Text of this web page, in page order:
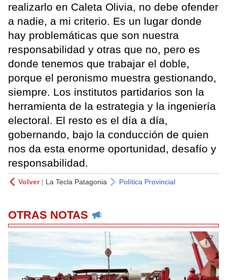
realizarlo en Caleta Olivia, no debe ofender
a nadie, a mi criterio. Es un lugar donde
hay problemáticas que son nuestra
responsabilidad y otras que no, pero es
donde tenemos que trabajar el doble,
porque el peronismo muestra gestionando,
siempre. Los institutos partidarios son la
herramienta de la estrategia y la ingeniería
electoral. El resto es el día a día,
gobernando, bajo la conducción de quien
nos da esta enorme oportunidad, desafío y
responsabilidad.
Volver| La Tecla Patagonia Política Provincial
OTRAS NOTAS